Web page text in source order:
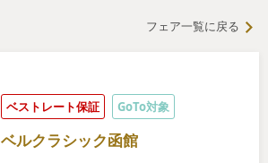
フェア一覧に戻る
ベストレート保証 GoTo対象
ベルクラシック函館